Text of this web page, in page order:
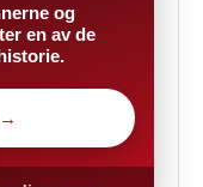
og
en av de